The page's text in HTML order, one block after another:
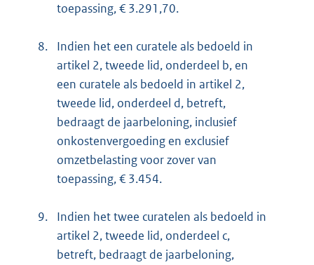
toepassing, € 3.291,70.
8.
Indien het een curatele als bedoeld in
artikel 2, tweede lid, onderdeel b, en
een curatele als bedoeld in artikel 2,
tweede lid, onderdeel d, betreft,
bedraagt de jaarbeloning, inclusief
onkostenvergoeding en exclusief
omzetbelasting voor zover van
toepassing, € 3.454.
9.
Indien het twee curatelen als bedoeld in
artikel 2, tweede lid, onderdeel c,
betreft, bedraagt de jaarbeloning,